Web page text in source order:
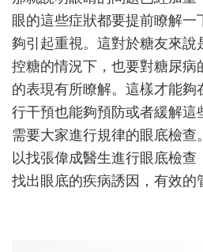
眼的這些症狀都要提前瞭解
夠引起重視。這對於糖友來說
控糖的情況下，也要對糖尿
的表現有所瞭解。這樣才能夠
行干預也能夠預防或者緩解
需要大家進行規律的眼底檢
以找張偉成醫生進行眼底檢查
找出眼底的疾病誘因，有效的